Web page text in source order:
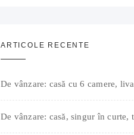
ARTICOLE RECENTE